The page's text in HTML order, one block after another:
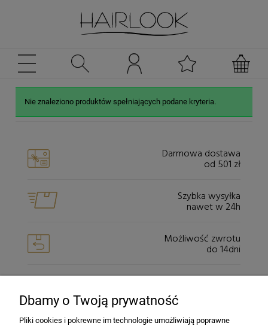
Nie znaleziono produktów spełniających podane kryteria.
Darmowa dostawa
od 501 zł
Szybka wysyłka
nawet w 24h
Możliwość zwrotu
do 14dni
dzięki szyfrowaniu SSL
Dbamy o Twoją prywatność
Pliki cookies i pokrewne im technologie umożliwiają poprawne